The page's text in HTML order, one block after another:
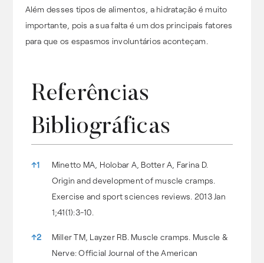
Além desses tipos de alimentos, a hidratação é muito
importante, pois a sua falta é um dos principais fatores
para que os espasmos involuntários aconteçam.
Referências
Bibliográficas
Referências Bibliográficas
↑1
Minetto MA, Holobar A, Botter A, Farina D.
Origin and development of muscle cramps.
Exercise and sport sciences reviews. 2013 Jan
1;41(1):3-10.
↑2
Miller TM, Layzer RB. Muscle cramps. Muscle &
Nerve: Official Journal of the American